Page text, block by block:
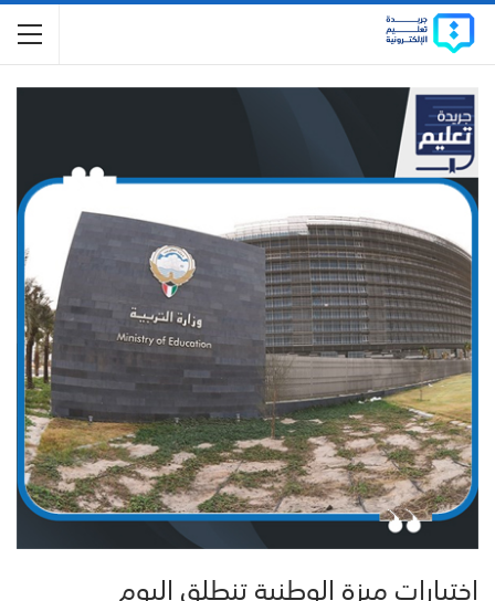
اختبارات ميزة الوطنية تنطلق اليوم